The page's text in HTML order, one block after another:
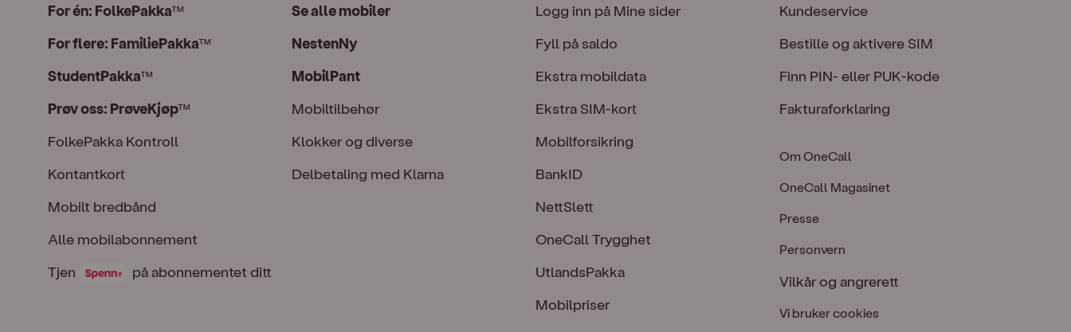
For én: FolkePakka™
For flere: FamiliePakka™
StudentPakka™
Prøv oss: PrøveKjøp™
FolkePakka Kontroll
Kontantkort
Mobilt bredbånd
Alle mobilabonnement
Tjen Spenn på abonnementet ditt
Tjen på abonnementet ditt
Se alle mobiler
NestenNy
MobilPant
Mobiltilbehør
Klokker og diverse
Delbetaling med Klarna
Logg inn på Mine sider
Fyll på saldo
Ekstra mobildata
Ekstra SIM-kort
Mobilforsikring
BankID
NettSlett
OneCall Trygghet
UtlandsPakka
Mobilpriser
Kundeservice
Bestille og aktivere SIM
Finn PIN- eller PUK-kode
Fakturaforklaring
Om OneCall
OneCall Magasinet
Presse
Personvern
Vilkår og angrerett
Vi bruker cookies